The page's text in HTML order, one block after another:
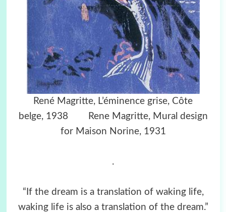
René Magritte, L’éminence grise, Côte
belge, 1938 Rene Magritte, Mural design
for Maison Norine, 1931
.
“If the dream is a translation of waking life,
waking life is also a translation of the dream.”